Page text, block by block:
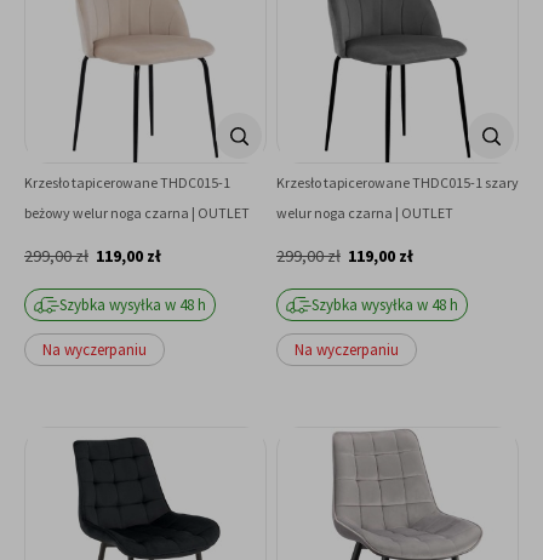
Krzesło tapicerowane THDC015-1
beżowy welur noga czarna | OUTLET
119,00 zł
299,00 zł
Szybka wysyłka w 48 h
Na wyczerpaniu
Krzesło tapicerowane THDC015-1 szary
welur noga czarna | OUTLET
119,00 zł
299,00 zł
Szybka wysyłka w 48 h
Na wyczerpaniu